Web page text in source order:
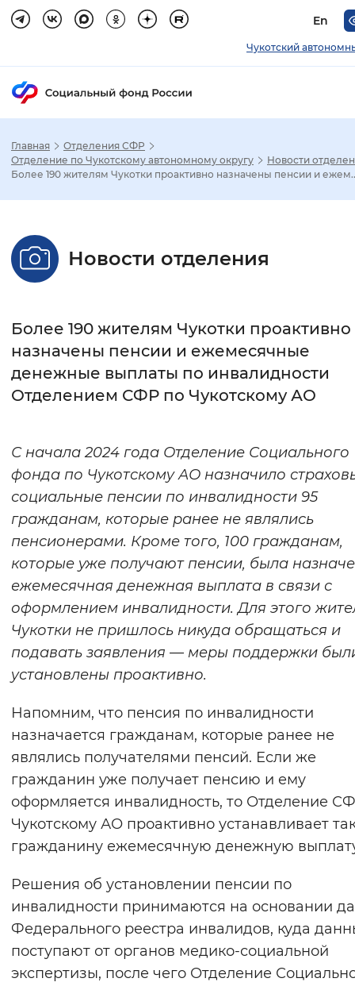
En
Чукотский
Настройка режима отображения
Стандартный Увеличенный
Интервал между буквами
Цвет сайта
Инверсивный
Синий фон
Изображения
Включены Выключены
Звуковой ассистент
Воспроизвести Остановить
Вернуть стандартные настройки
Главная
Отделения СФР
Отделение по Чукотскому автономному округу
Новости
Более 190 жителям Чукотки проактивно назначены пенсии и
Новости отделения
Более 190 жителям Чукотки проактивно
назначены пенсии и ежемесячные
денежные выплаты по инвалидности
Отделением СФР по Чукотскому АО
С начала 2024 года Отделение Социального
фонда по Чукотскому АО назначило
социальные пенсии по инвалидности 95
гражданам, которые ранее не являлись
пенсионерами. Кроме того, 100 гражданам,
которые уже получают пенсии, была
ежемесячная денежная выплата в связи с
оформлением инвалидности. Для этого
Чукотки не пришлось никуда обращаться и
подавать заявления — меры поддержки
установлены проактивно.
Напомним, что пенсия по инвалидности
назначается гражданам, которые ранее не
являлись получателями пенсий. Если же
гражданин уже получает пенсию и ему
оформляется инвалидность, то Отделение
Чукотскому АО проактивно устанавливает
гражданину ежемесячную денежную
Решения об установлении пенсии по
инвалидности принимаются на основании
Федерального реестра инвалидов, куда
поступают от органов медико-социальной
экспертизы, после чего Отделение